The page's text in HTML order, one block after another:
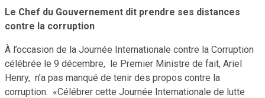
Le Chef du Gouvernement dit prendre ses distances
contre la corruption
À l’occasion de la Journée Internationale contre la Corruption
célébrée le 9 décembre, le Premier Ministre de fait, Ariel
Henry, n’a pas manqué de tenir des propos contre la
corruption. «Célébrer cette Journée Internationale de lutte